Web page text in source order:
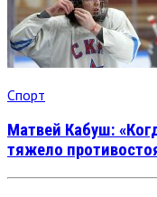
Спорт
Матвей Кабуш:
тяжело